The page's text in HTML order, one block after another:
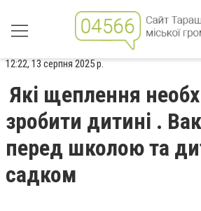
12:22, 13 серпня 2025 р.
Які щеплення
зробити дитині .
перед школою та
садком